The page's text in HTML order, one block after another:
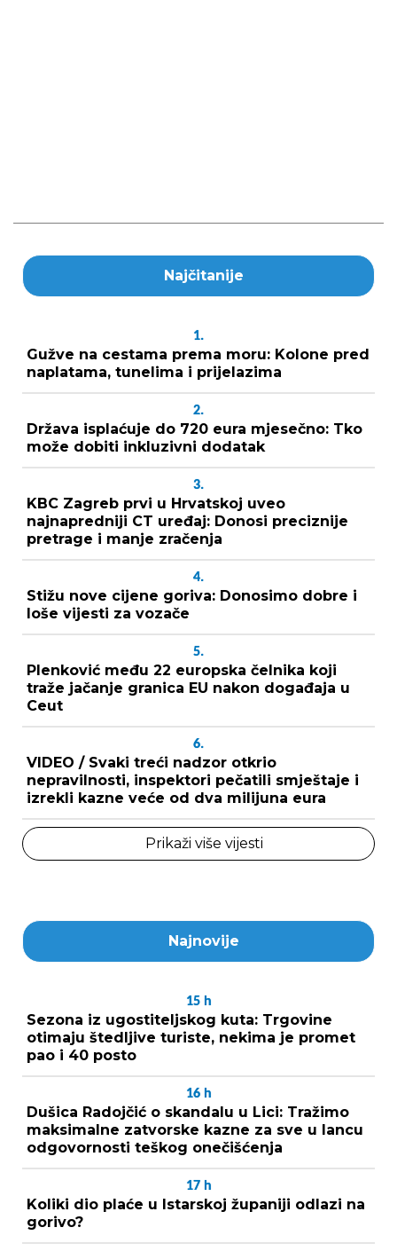
Najčitanije
1.
Gužve na cestama prema moru: Kolone pred
naplatama, tunelima i prijelazima
2.
Država isplaćuje do 720 eura mjesečno: Tko
može dobiti inkluzivni dodatak
3.
KBC Zagreb prvi u Hrvatskoj uveo
najnapredniji CT uređaj: Donosi preciznije
pretrage i manje zračenja
4.
Stižu nove cijene goriva: Donosimo dobre i
loše vijesti za vozače
5.
Plenković među 22 europska čelnika koji
traže jačanje granica EU nakon događaja u
Ceut
6.
VIDEO / Svaki treći nadzor otkrio
nepravilnosti, inspektori pečatili smještaje i
izrekli kazne veće od dva milijuna eura
Prikaži više vijesti
Najnovije
15 h
Sezona iz ugostiteljskog kuta: Trgovine
otimaju štedljive turiste, nekima je promet
pao i 40 posto
16 h
Dušica Radojčić o skandalu u Lici: Tražimo
maksimalne zatvorske kazne za sve u lancu
odgovornosti teškog onečišćenja
17 h
Koliki dio plaće u Istarskoj županiji odlazi na
gorivo?